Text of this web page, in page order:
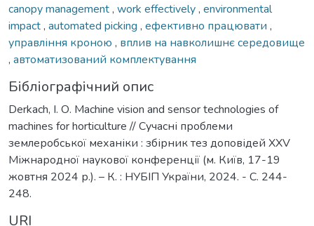
canopy management, work effectively, environmental
impact, automated picking , ефективно працювати ,
управління кроною , вплив на навколишнє середовище
, автоматизований комплектування
Бібліографічний опис
Derkach, І. О. Machine vision and sensor technologies of
machines for horticulture // Сучасні проблеми
землеробської механіки : збірник тез доповідей XXV
Міжнародної наукової конференції (м. Київ, 17-19
жовтня 2024 р.). – К. : НУБІП України, 2024. - С. 244-
248.
URI